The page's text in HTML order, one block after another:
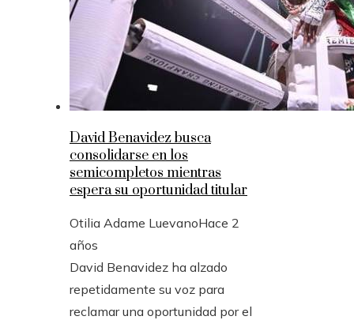
David Benavidez busca
consolidarse en los
semicompletos mientras
espera su oportunidad titular
Otilia Adame LuevanoHace 2
años
David Benavidez ha alzado
repetidamente su voz para
reclamar una oportunidad por el